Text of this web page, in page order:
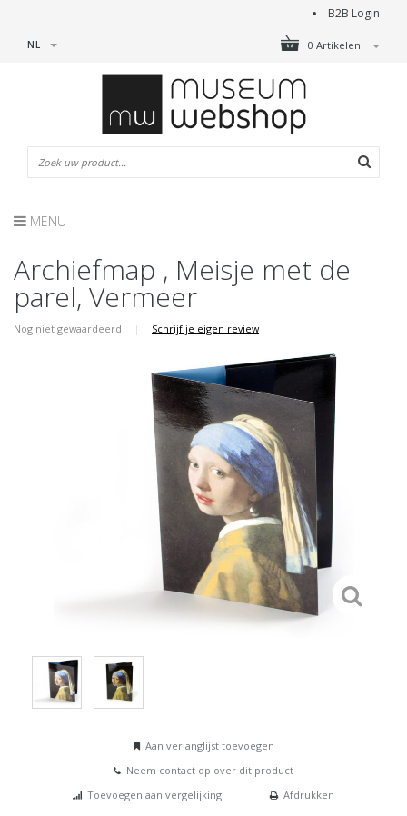
B2B Login
0 Artikelen
NL
MENU
Archiefmap , Meisje met de
parel, Vermeer
Nog niet gewaardeerd | Schrijf je eigen review
Aan verlanglijst toevoegen
Neem contact op over dit product
Toevoegen aan vergelijking
Afdrukken